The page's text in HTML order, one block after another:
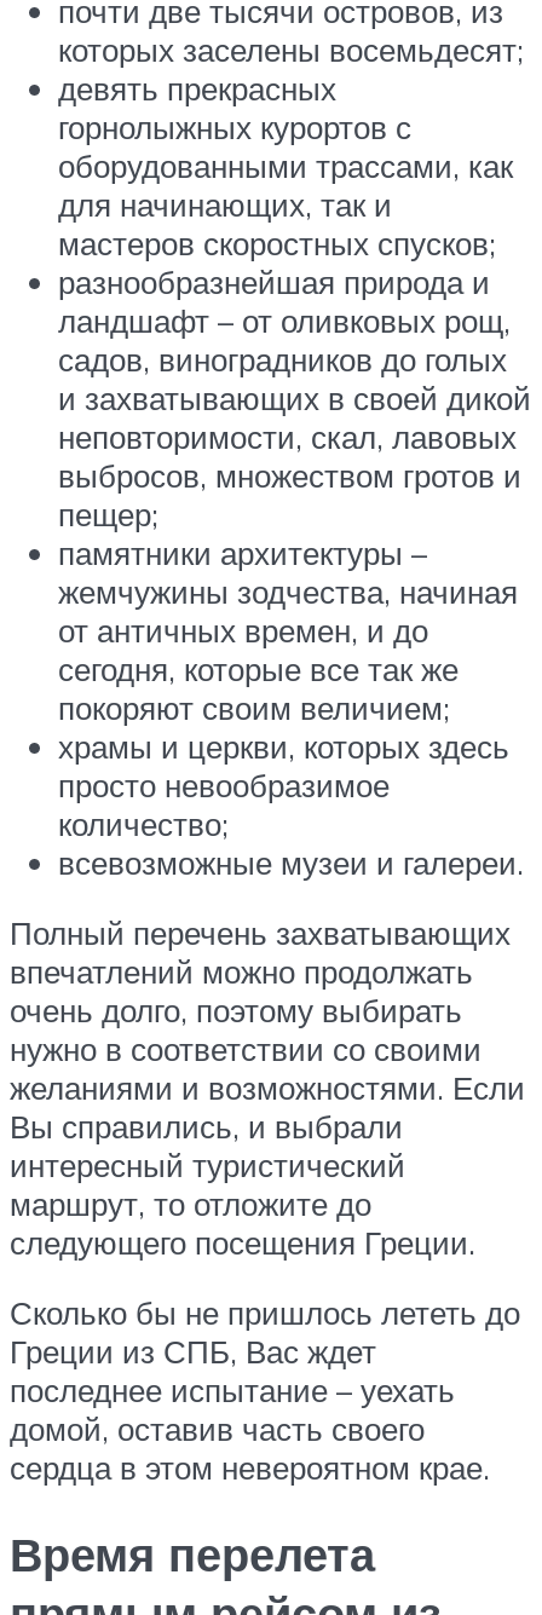
почти две тысячи островов, из
которых заселены восемьдесят;
девять прекрасных
горнолыжных курортов с
оборудованными трассами, как
для начинающих, так и
мастеров скоростных спусков;
разнообразнейшая природа и
ландшафт – от оливковых рощ,
садов, виноградников до голых
и захватывающих в своей дикой
неповторимости, скал, лавовых
выбросов, множеством гротов и
пещер;
памятники архитектуры –
жемчужины зодчества, начиная
от античных времен, и до
сегодня, которые все так же
покоряют своим величием;
храмы и церкви, которых здесь
просто невообразимое
количество;
всевозможные музеи и галереи.
Полный перечень захватывающих
впечатлений можно продолжать
очень долго, поэтому выбирать
нужно в соответствии со своими
желаниями и возможностями. Если
Вы справились, и выбрали
интересный туристический
маршрут, то отложите до
следующего посещения Греции.
Сколько бы не пришлось лететь до
Греции из СПБ, Вас ждет
последнее испытание – уехать
домой, оставив часть своего
сердца в этом невероятном крае.
Время перелета